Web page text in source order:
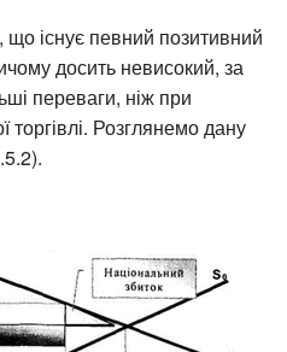
існує певний позитивний
досить невисокий, за
переваги, ніж при
торгівлі. Розглянемо дану